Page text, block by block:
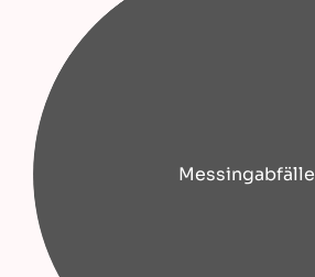
Messingabfälle